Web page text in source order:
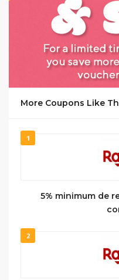
More Coupons Like
1
5% minimum de
2